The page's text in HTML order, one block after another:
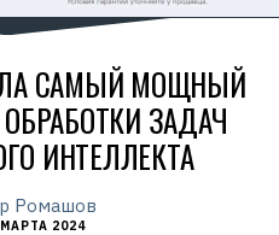
САМЫЙ МОЩНЫЙ
ЗАДАЧ
ИНТЕЛЛЕКТА
Ромашов
2024